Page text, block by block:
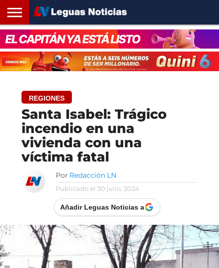
INICIO
SANTA
FE
ROSARIO24
REGIONES
ARGENTINA
OPINIÓN
CONTACTO
REGIONES
Santa Isabel: Trágico
incendio en una
vivienda con una
víctima fatal
Por Redacción LN
Publicado el 30 julio, 2024
Añadir Leguas Noticias a